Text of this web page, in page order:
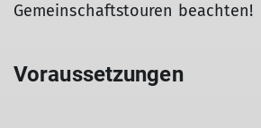
Gemeinschaftstouren beachten!
Voraussetzungen